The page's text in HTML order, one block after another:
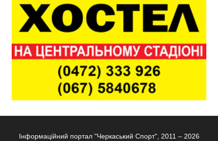
Інформаційний портал "Черкаський Спорт", 2011 – 2026